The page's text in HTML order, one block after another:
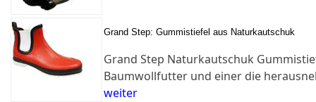
Grand Step: Gummistiefel aus Naturkautschuk
Grand Step Naturkautschuk
Baumwollfutter und einer die
weiter